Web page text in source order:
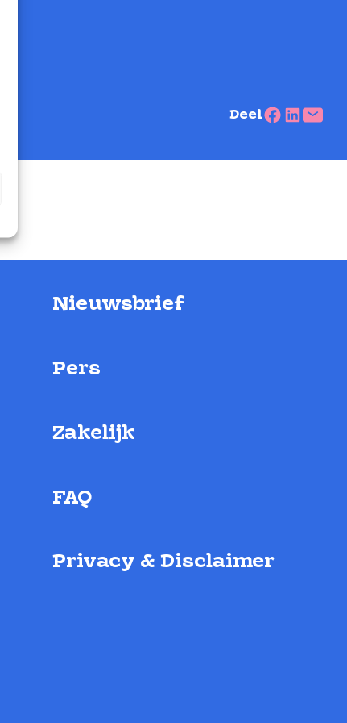
Deel
Nieuwsbrief
Pers
Zakelijk
FAQ
Privacy & Disclaimer